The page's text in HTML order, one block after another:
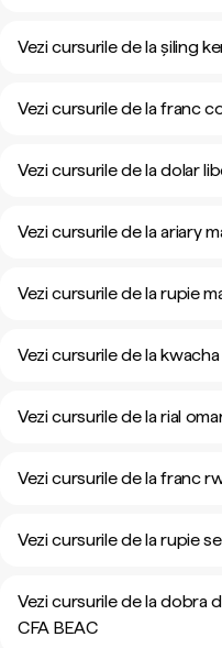
Vezi cursurile de la șiling
Vezi cursurile de la franc
Vezi cursurile de la dolar
Vezi cursurile de la ariary
Vezi cursurile de la rupie
Vezi cursurile de la
Vezi cursurile de la rial
Vezi cursurile de la franc
Vezi cursurile de la rupie
Vezi cursurile de la dobra
CFA BEAC